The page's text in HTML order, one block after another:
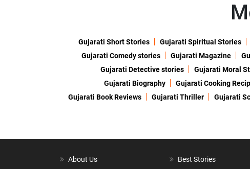
Gujarati Short Stories Gujarati Spiritual Stories
Gujarati Comedy stories
Gujarati Magazine
Gujarati Detective stories
Gujarati Moral
Gujarati Biography
Gujarati Cooking
Gujarati Book Reviews
Gujarati Thriller Gujarati
About Us
Best Stories